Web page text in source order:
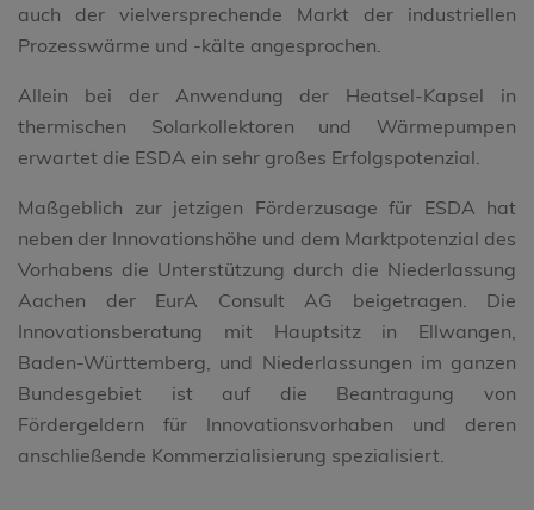
auch der vielversprechende Markt der industriellen
Prozesswärme und -kälte angesprochen.
Allein bei der Anwendung der Heatsel-Kapsel in
thermischen Solarkollektoren und Wärmepumpen
erwartet die ESDA ein sehr großes Erfolgspotenzial.
Maßgeblich zur jetzigen Förderzusage für ESDA hat
neben der Innovationshöhe und dem Marktpotenzial des
Vorhabens die Unterstützung durch die Niederlassung
Aachen der EurA Consult AG beigetragen. Die
Innovationsberatung mit Hauptsitz in Ellwangen,
Baden-Württemberg, und Niederlassungen im ganzen
Bundesgebiet ist auf die Beantragung von
Fördergeldern für Innovationsvorhaben und deren
anschließende Kommerzialisierung spezialisiert.